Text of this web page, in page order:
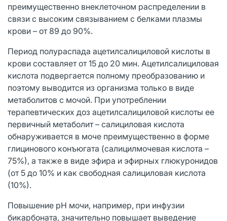
преимущественно внеклеточном распределении в
связи с высоким связыванием с белками плазмы
крови – от 89 до 90%.
Период полураспада ацетилсалициловой кислоты в
крови составляет от 15 до 20 мин. Ацетилсалициловая
кислота подвергается полному преобразованию и
поэтому выводится из организма только в виде
метаболитов с мочой. При употреблении
терапевтических доз ацетилсалициловой кислоты ее
первичный метаболит – салициловая кислота
обнаруживается в моче преимущественно в форме
глицинового конъюгата (салицилмочевая кислота –
75%), а также в виде эфира и эфирных глюкуронидов
(от 5 до 10% и как свободная салициловая кислота
(10%).
Повышение pH мочи, например, при инфузии
бикарбоната, значительно повышает выведение